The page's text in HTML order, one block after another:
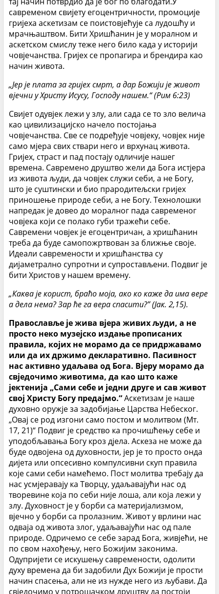
савременом свијету егоцентричности, промоције
гријеха аскетизам се поистовјећује са лудошћу и
мрачњаштвом. Бити Хришћанин је у моралном и
аскетском смислу теже него било када у историји
човјечанства. Гријех се пропагира и брендира као
начин живота.
„Јер је плата за гријех смрт, а дар Божији је живот
вјечни у Христу Исусу, Господу нашем.“ (Рим 6:23)
Свијет одувјек лежи у злу, али сада се то зло велича
као цивилизацијско начело постојања
човјечанства. Све се подређује човјеку, човјек није
само мјера свих ствари него и врхунац живота.
Гријех, страст и пад постају одличије нашег
времена. Савремено друштво жели да Бога истјера
из живота људи, да човјек служи себи, а не Богу,
што је суштински и био прародитељски гријех
приношење природе себи, а не Богу. Технолошки
напредак је довео до моралног пада савременог
човјека који се полако губи тражећи себе.
Савремени човјек је егоцентричан, а хришћанин
треба да буде самопожртвован за ближње своје.
Идеали савремености и хришћанства су
дијаметрално супротни и супростављени. Подвиг је
бити Христов у нашем времену.
„Каква је корист, браћо моја, ако ко каже да има вере
а дела нема? Зар ће га вера спасити?” (Јак. 2,15).
Православље је жива вјера живих људи, а не
просто неко музејско издање прописаних
правила, којих не морамо да се придржавамо
или да их држимо декларативно. Пасивност
нас активно удаљава од Бога. Вјеру морамо да
свједочимо животима, да као што каже
јектенија „Сами себе и једни друге и сав живот
свој Христу Богу предајмо.“Аскетизам је наше
духовно оружје за задобијање Царства Небеског.
„Овај се род изгони само постом и молитвом (Мт.
17, 21)“ Подвиг је средство ка прочишћењу себе и
уподобљавања Богу кроз дјела. Аскеза не може да
буде одвојена од духовности, јер је то просто онда
дијета или опсесивно компулсивни скуп правила
које сами себи намећемо. Пост молитва требају да
нас усмјеравају ка Творцу, удаљавајући нас од
творевине која по себи није лоша, али која лежи у
злу. Духовност је у борби са материјализмом,
вјечно у борби са пролазним. Живот у врлини нас
одваја од живота злог, удаљавајући нас од пале
природе. Одричемо се себе зарад Бога, живјећи, не
по свом нахођењу, него Божијим законима.
Одупријети се искушењу савремености, одолити
духу времена да би задобили Дух Божији је прости
начин спасења, али не из нужде него из љубави. Да
свједочимо у потрошачком друштву да постоји